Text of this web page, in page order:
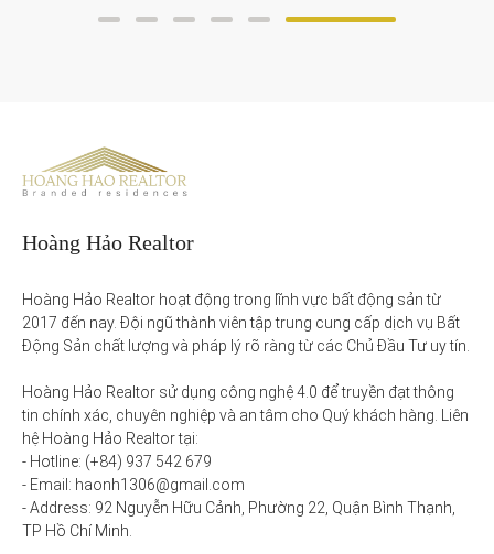
Hoàng Hảo Realtor
Hoàng Hảo Realtor hoạt động trong lĩnh vực bất động sản từ
2017 đến nay. Đội ngũ thành viên tập trung cung cấp dịch vụ Bất
Động Sản chất lượng và pháp lý rõ ràng từ các Chủ Đầu Tư uy tín.
Hoàng Hảo Realtor sử dụng công nghệ 4.0 để truyền đạt thông
tin chính xác, chuyên nghiệp và an tâm cho Quý khách hàng. Liên
hệ Hoàng Hảo Realtor tại:
- Hotline: (+84) 937 542 679
- Email: haonh1306@gmail.com
- Address: 92 Nguyễn Hữu Cảnh, Phường 22, Quận Bình Thạnh,
TP Hồ Chí Minh.